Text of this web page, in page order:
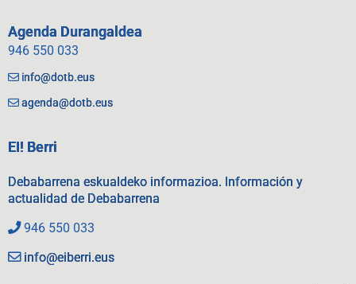
Agenda Durangaldea
946 550 033
info@dotb.eus
agenda@dotb.eus
EI! Berri
Debabarrena eskualdeko informazioa. Información y
actualidad de Debabarrena
946 550 033
info@eiberri.eus